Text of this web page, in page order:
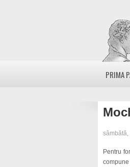
PRIMA
sâmbătă,
Pentru